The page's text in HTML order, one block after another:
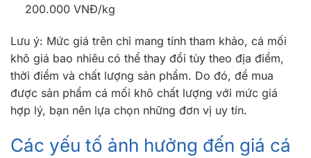
200.000 VNĐ/kg
Lưu ý: Mức giá trên chỉ mang tính tham khảo, cá mối
khô giá bao nhiêu có thể thay đổi tùy theo địa điểm,
thời điểm và chất lượng sản phẩm. Do đó, để mua
được sản phẩm cá mối khô chất lượng với mức giá
hợp lý, bạn nên lựa chọn những đơn vị uy tín.
Các yếu tố ảnh hưởng đến giá cá